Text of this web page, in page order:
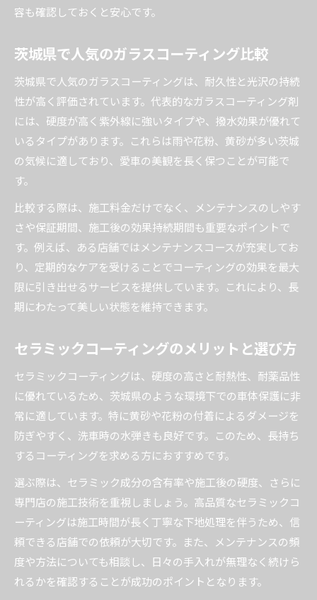
容も確認しておくと安心です。
茨城県で人気のガラスコーティング比較
茨城県で人気のガラスコーティングは、耐久性と光沢の持続
性が高く評価されています。代表的なガラスコーティング剤
には、硬度が高く紫外線に強いタイプや、撥水効果が優れて
いるタイプがあります。これらは雨や花粉、黄砂が多い茨城
の気候に適しており、愛車の美観を長く保つことが可能で
す。
比較する際は、施工料金だけでなく、メンテナンスのしやす
さや保証期間、施工後の効果持続期間も重要なポイントで
す。例えば、ある店舗ではメンテナンスコースが充実してお
り、定期的なケアを受けることでコーティングの効果を最大
限に引き出せるサービスを提供しています。これにより、長
期にわたって美しい状態を維持できます。
セラミックコーティングのメリットと選び方
セラミックコーティングは、硬度の高さと耐熱性、耐薬品性
に優れているため、茨城県のような環境下での車体保護に非
常に適しています。特に黄砂や花粉の付着によるダメージを
防ぎやすく、洗車時の水弾きも良好です。このため、長持ち
するコーティングを求める方におすすめです。
選ぶ際は、セラミック成分の含有率や施工後の硬度、さらに
専門店の施工技術を重視しましょう。高品質なセラミックコ
ーティングは施工時間が長く丁寧な下地処理を伴うため、信
頼できる店舗での依頼が大切です。また、メンテナンスの頻
度や方法についても相談し、日々の手入れが無理なく続けら
れるかを確認することが成功のポイントとなります。